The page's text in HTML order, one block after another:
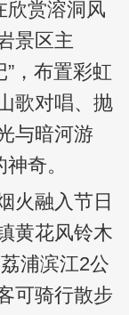
欣赏溶洞风
景区主
”，布置彩虹
歌对唱、抛
与暗河游
奇。
融入节日
黄花风铃木
浦滨江2公
可骑行散步